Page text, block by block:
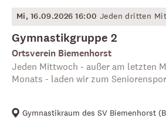
Mi, 16.09.2026 16:00 Jeden dritten
Gymnastikgruppe 2
Ortsverein Biemenhorst
Jeden Mittwoch - außer am letzten
Monats - laden wir zum
Gymnastikraum des SV Biemenhorst (